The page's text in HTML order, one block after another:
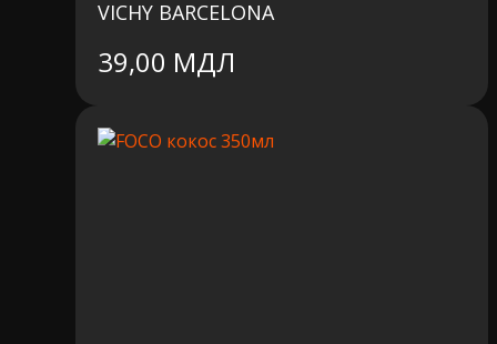
VICHY BARCELONA
39,00 МДЛ